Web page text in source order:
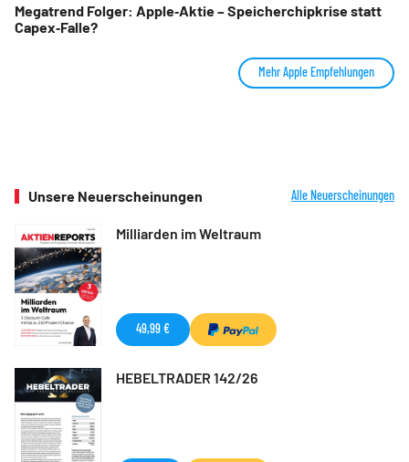
Megatrend Folger: Apple‑Aktie – Speicherchipkrise statt
Capex‑Falle?
Mehr Apple Empfehlungen
Unsere Neuerscheinungen Alle Neuerscheinungen
Milliarden im Weltraum
49,99 €
HEBELTRADER 142/26